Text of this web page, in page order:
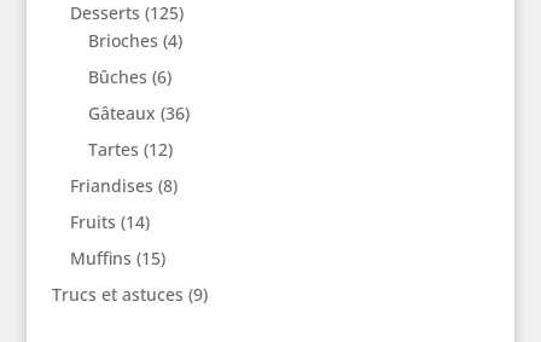
Desserts (125)
Brioches (4)
Bûches (6)
Gâteaux (36)
Tartes (12)
Friandises (8)
Fruits (14)
Muffins (15)
Trucs et astuces (9)